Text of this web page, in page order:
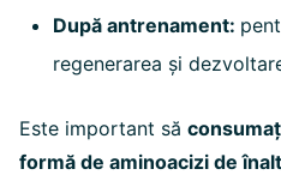
După antrenament:
regenerarea și
Este important să
formă de aminoacizi de